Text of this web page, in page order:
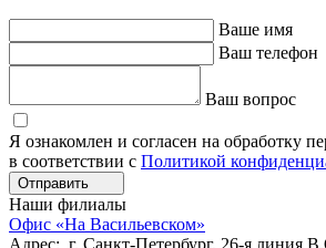
Ваше имя
Ваш телефон
Ваш вопрос
Я ознакомлен и согласен на обработку
в соответствии с Политикой
Отправить
Наши филиалы
Офис «На Васильевском»
Адрес: г. Санкт-Петербург, 26-я линия